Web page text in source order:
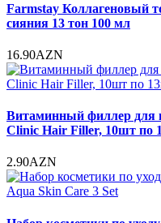
Farmstay Коллагеновый
сияния 13 тон 100 мл
16.90AZN
Витаминный филлер для
Clinic Hair Filler, 10шт по
2.90AZN